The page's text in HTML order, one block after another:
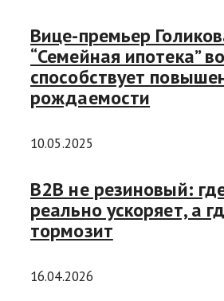
Вице-премьер
“Семейная ипотека”
способствует
рождаемости
10.05.2025
B2B не резиновый:
реально ускоряет, а
тормозит
16.04.2026